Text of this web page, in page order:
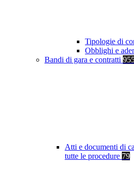
Tipologie di
Obblighi e
Bandi di gara e contratti
Atti e documenti di
tutte le procedure 79